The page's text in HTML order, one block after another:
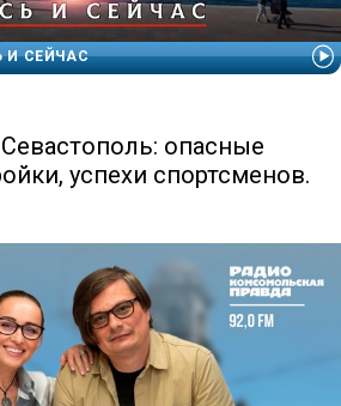
И СЕЙЧАС
опасные
успехи спортсменов.